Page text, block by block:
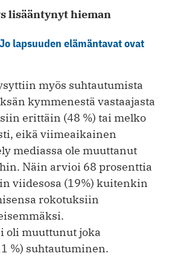
lisääntynyt hieman
lapsuuden elämäntavat ovat
myös suhtautumista
kymmenestä vastaajasta
erittäin (48 %) tai melko
eikä viimeaikainen
mediassa ole muuttanut
Näin arvioi 68 prosenttia
viidesosa (19%) kuitenkin
rokotuksiin
oli muuttunut joka
%) suhtautuminen.